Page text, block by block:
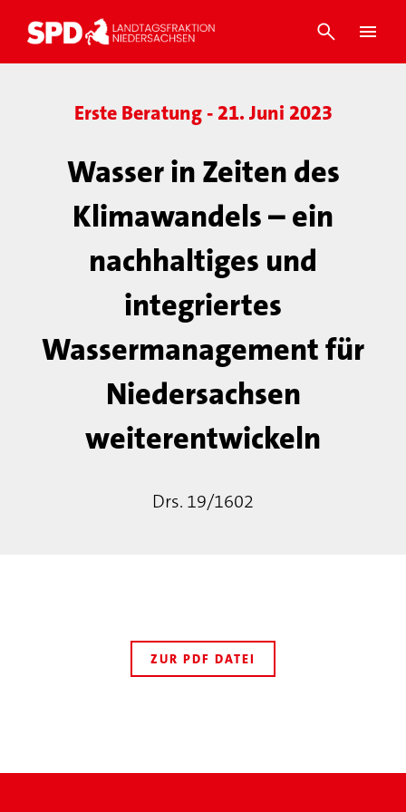
Erste Beratung - 21. Juni 2023
Wasser in Zeiten des
Klimawandels – ein
nachhaltiges und
integriertes
Wassermanagement für
Niedersachsen
weiterentwickeln
Drs. 19/1602
ZUR PDF DATEI